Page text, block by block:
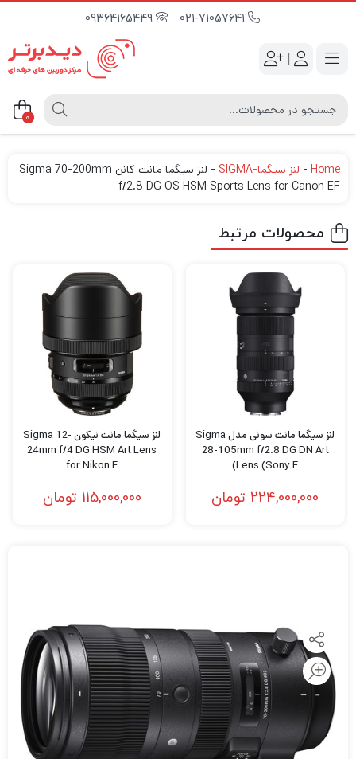
09364165449
|
0
Home
- لنز سیگما-SIGMA -
لنز سیگما مانت کانن Sigma 70-200mm
f/2.8 DG OS HSM Sports Lens for Canon EF
محصولات مرتبط
لنز سیگما مانت سونی مدل Sigma
28-105mm f/2.8 DG DN Art
Lens (Sony E)
224,000,000 تومان
لنز سیگما مانت نیکون Sigma 12-
24mm f/4 DG HSM Art Lens
for Nikon F
115,000,000 تومان